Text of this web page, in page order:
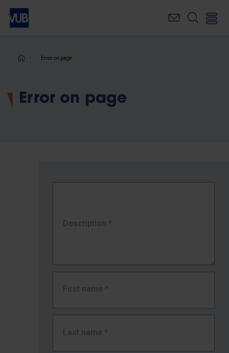
Skip
main
Breadcrumb
Error on page
Error on page
Description *
First name *
Last name *